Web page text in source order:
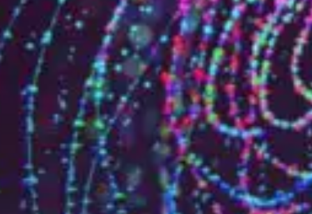
Qui sommes-nous?
Équipe brevets
Équipe marques
Avocats
Nous rejoindre
TPE / PME / ETI
Start-up